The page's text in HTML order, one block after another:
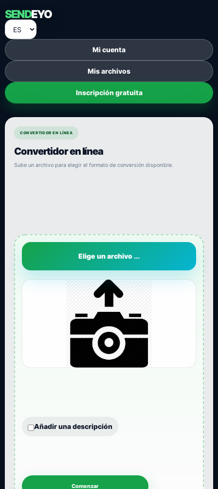
SENDEYO
Mi cuenta
Mis archivos
Inscripción gratuita
CONVERTIDOR EN LÍNEA
Convertidor en línea
Sube un archivo para elegir el formato de conversión disponible.
Elige un archivo ...
Añadir una descripción